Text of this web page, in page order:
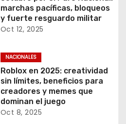
marchas pacíficas, bloqueos
y fuerte resguardo militar
Oct 12, 2025
NACIONALES
Roblox en 2025: creatividad
sin límites, beneficios para
creadores y memes que
dominan el juego
Oct 8, 2025